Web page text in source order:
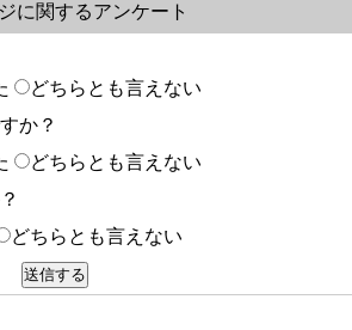
に関するアンケート
どちらとも言えない
か？
どちらとも言えない
どちらとも言えない